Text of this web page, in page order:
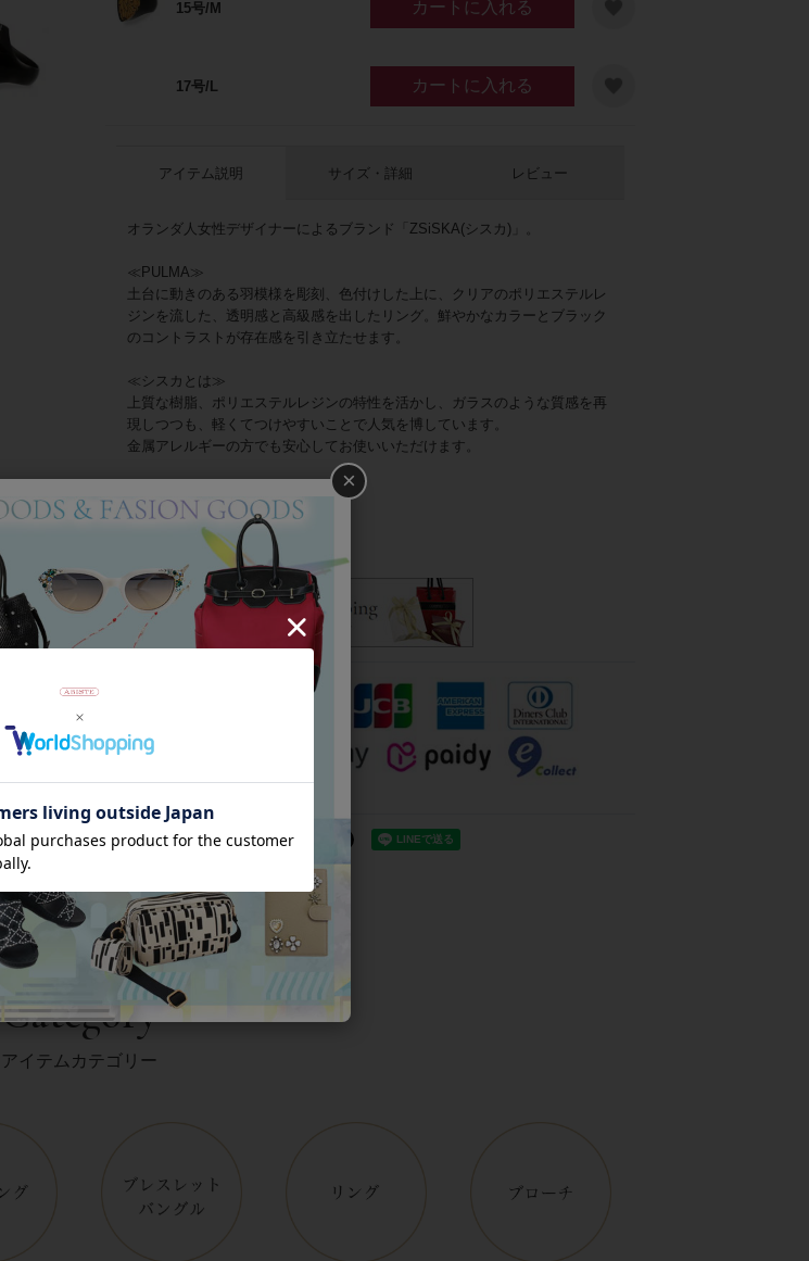
15号/M カートに入れる
17号/L カートに入れる
アイテム説明
オランダ人女性デザイナーによるブランド「ZSiSKA(シスカ)」。
≪PULMA≫
土台に動きのある羽模様を彫刻、色付けした上に、クリアのポリエステルレ
ジンを流した、透明感と高級感を出したリング。鮮やかなカラーとブラック
のコントラストが存在感を引き立たせます。
≪シスカとは≫
上質な樹脂、ポリエステルレジンの特性を活かし、ガラスのような質感を再
現しつつも、軽くてつけやすいことで人気を博しています。
金属アレルギーの方でも安心してお使いいただけます。
サイズ・詳細 レビュー
商品番号 6171052
返品について
Category
アイテムカテゴリー
×